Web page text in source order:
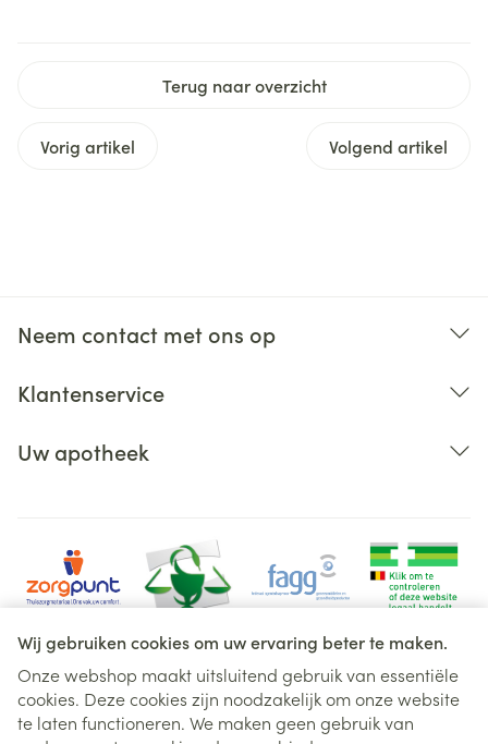
Wij gebruiken cookies om uw ervaring beter te maken.
Onze webshop maakt uitsluitend gebruik van essentiële
cookies. Deze cookies zijn noodzakelijk om onze website
te laten functioneren. We maken geen gebruik van
Terug naar overzicht
Vorig artikel Volgend artikel
Neem contact met ons op
Klantenservice
Uw apotheek
Juridische links